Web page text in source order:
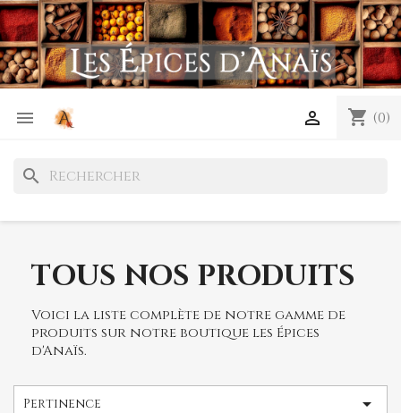
 shopping_cart (0)

search
TOUS NOS PRODUITS
Voici la liste complète de notre gamme de
produits sur notre boutique les Épices
d'Anaïs.
Pertinence 